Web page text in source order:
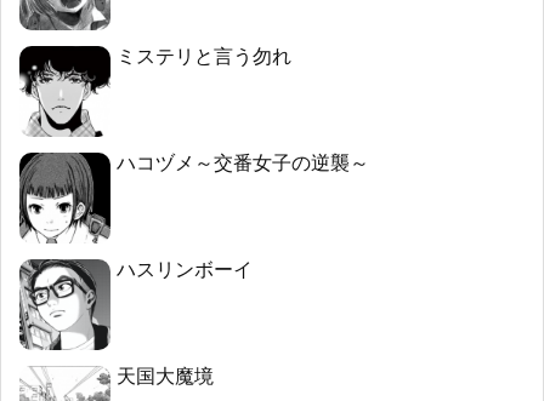
ミステリと言う勿れ
ハコヅメ～交番女子の逆襲～
ハスリンボーイ
天国大魔境